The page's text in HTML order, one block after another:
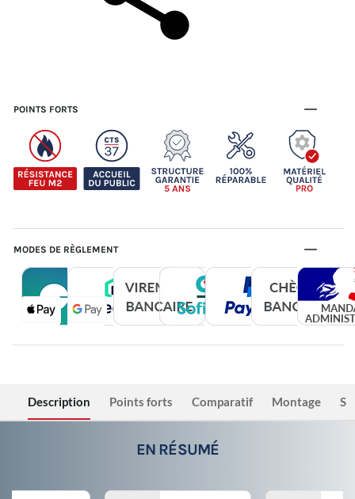
POINTS FORTS
MODES DE RÈGLEMENT
Description Points forts Comparatif Montage
EN RÉSUMÉ